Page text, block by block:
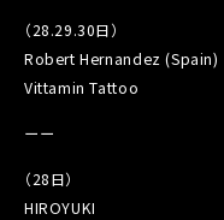
（28.29.30日）
Robert Hernandez (Spain)
Vittamin Tattoo
ーー
（28日）
HIROYUKI